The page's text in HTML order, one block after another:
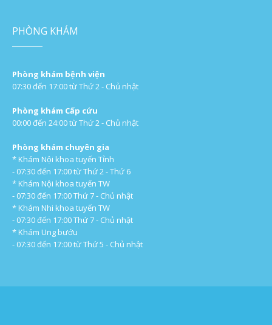
PHÒNG KHÁM
Phòng khám bệnh viện
07:30 đến 17:00 từ Thứ 2 - Chủ nhật
Phòng khám Cấp cứu
00:00 đến 24:00 từ Thứ 2 - Chủ nhật
Phòng khám chuyên gia
* Khám Nội khoa tuyến Tỉnh
- 07:30 đến 17:00 từ Thứ 2 - Thứ 6
* Khám Nội khoa tuyến TW
- 07:30 đến 17:00 Thứ 7 - Chủ nhật
* Khám Nhi khoa tuyến TW
- 07:30 đến 17:00 Thứ 7 - Chủ nhật
* Khám Ung bướu
- 07:30 đến 17:00 từ Thứ 5 - Chủ nhật